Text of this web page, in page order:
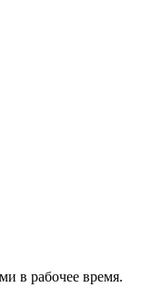
в рабочее время.